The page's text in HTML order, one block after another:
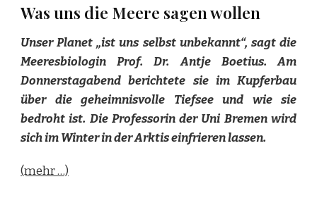
Was uns die Meere sagen wollen
Unser Planet „ist uns selbst unbekannt“, sagt die
Meeresbiologin Prof. Dr. Antje Boetius. Am
Donnerstagabend berichtete sie im Kupferbau
über die geheimnisvolle Tiefsee und wie sie
bedroht ist. Die Professorin der Uni Bremen wird
sich im Winter in der Arktis einfrieren lassen.
(mehr …)